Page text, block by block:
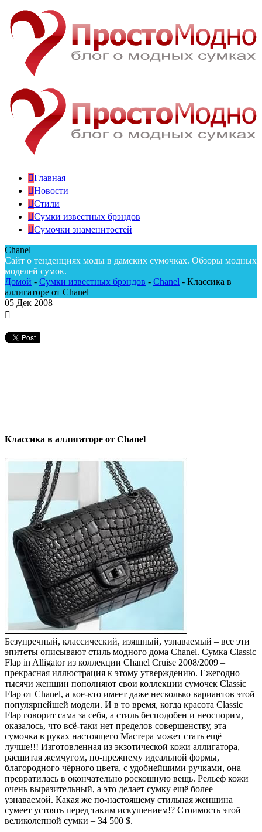
Главная
Новости
Стили
Сумки известных брэндов
Сумочки знаменитостей
Chanel
Сайт о тенденциях моды в дамских сумочках. Обзоры модных
моделей сумок.
Домой - Сумки известных брэндов - Chanel - Классика в
аллигаторе от Chanel
05 Дек 2008
Классика в аллигаторе от Chanel
Безупречный, классический, изящный, узнаваемый – все эти
эпитеты описывают стиль модного дома Chanel. Сумка Classic
Flap in Alligator из коллекции Chanel Cruise 2008/2009 –
прекрасная иллюстрация к этому утверждению. Ежегодно
тысячи женщин пополняют свои коллекции сумочек Classic
Flap от Chanel, а кое-кто имеет даже несколько вариантов этой
популярнейшей модели. И в то время, когда красота Classic
Flap говорит сама за себя, а стиль бесподобен и неоспорим,
оказалось, что всё-таки нет пределов совершенству, эта
сумочка в руках настоящего Мастера может стать ещё
лучше!!! Изготовленная из экзотической кожи аллигатора,
расшитая жемчугом, по-прежнему идеальной формы,
благородного чёрного цвета, с удобнейшими ручками, она
превратилась в окончательно роскошную вещь. Рельеф кожи
очень выразительный, а это делает сумку ещё более
узнаваемой. Какая же по-настоящему стильная женщина
сумеет устоять перед таким искушением!? Стоимость этой
великолепной сумки – 34 500 $.